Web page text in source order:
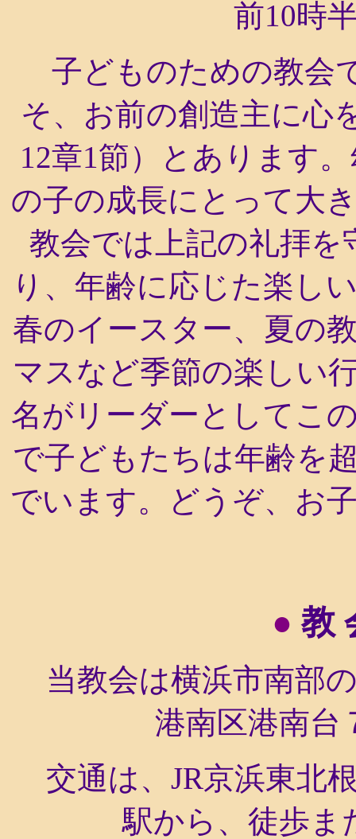
前10時
子どものための教会
そ、お前の創造主に心
12章1節）とあります
の子の成長にとって大
教会では上記の礼拝
り、年齢に応じた楽し
春のイースター、夏の
マスなど季節の楽しい
名がリーダーとしてこ
で子どもたちは年齢を
でいます。どうぞ、お
● 教
当教会は横浜市南部
港南区港南台
交通は、 JR京浜東北
駅から、徒歩ま